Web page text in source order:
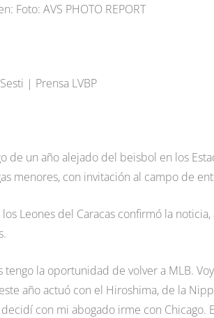
Foto: AVS PHOTO REPORT
| Prensa LVBP
de un año alejado del beisbol en los
menores, con invitación al campo de
Leones del Caracas confirmó la
tengo la oportunidad de volver a MLB.
año actuó con el Hiroshima, de la
con mi abogado irme con Chicago.